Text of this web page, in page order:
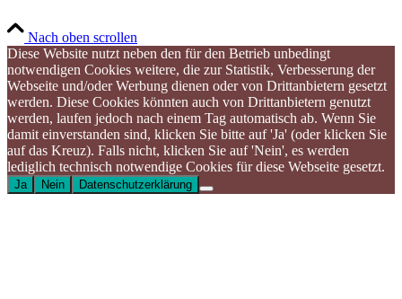
Nach oben scrollen
Diese Website nutzt neben den für den Betrieb unbedingt
notwendigen Cookies weitere, die zur Statistik, Verbesserung der
Webseite und/oder Werbung dienen oder von Drittanbietern gesetzt
werden. Diese Cookies könnten auch von Drittanbietern genutzt
werden, laufen jedoch nach einem Tag automatisch ab. Wenn Sie
damit einverstanden sind, klicken Sie bitte auf 'Ja' (oder klicken Sie
auf das Kreuz). Falls nicht, klicken Sie auf 'Nein', es werden
lediglich technisch notwendige Cookies für diese Webseite gesetzt.
Ja Nein Datenschutzerklärung